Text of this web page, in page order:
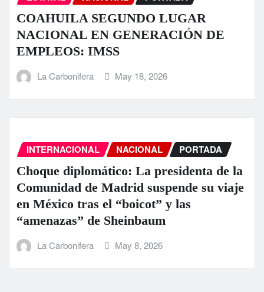
COAHUILA SEGUNDO LUGAR
NACIONAL EN GENERACIÓN DE
EMPLEOS: IMSS
La Carbonifera May 18, 2026
INTERNACIONAL NACIONAL PORTADA
Choque diplomático: La presidenta de la
Comunidad de Madrid suspende su viaje
en México tras el “boicot” y las
“amenazas” de Sheinbaum
La Carbonifera May 8, 2026